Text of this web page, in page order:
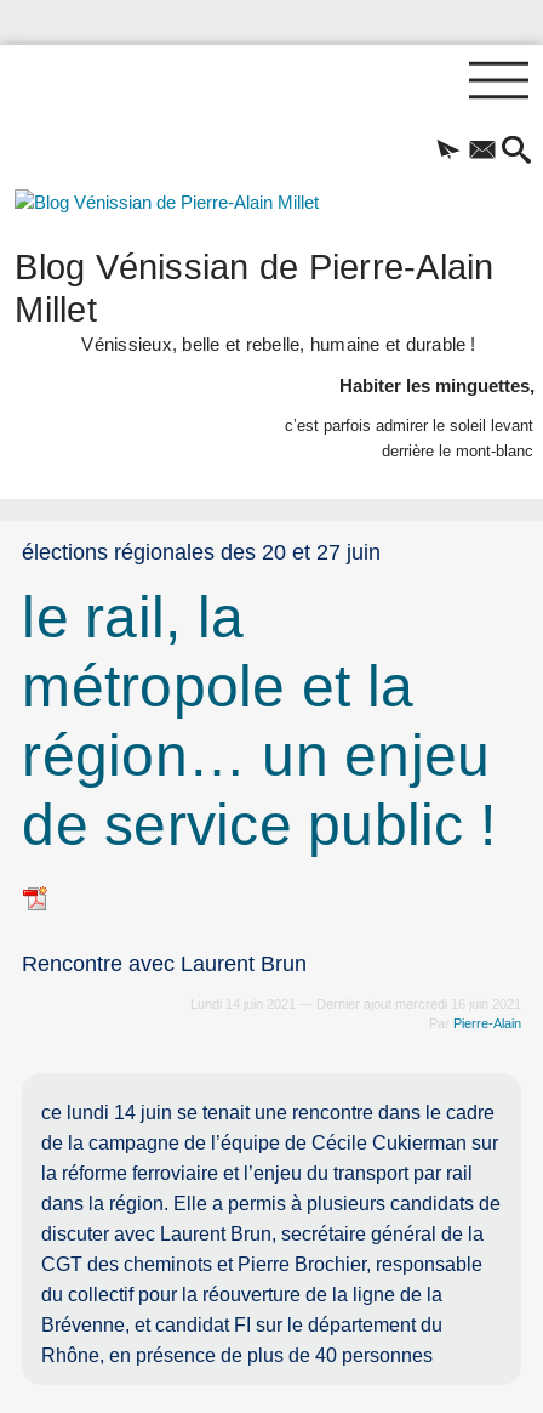
Blog Vénissian de Pierre-Alain
Millet
Vénissieux, belle et rebelle, humaine et durable !
Habiter les minguettes,
c’est parfois admirer le soleil levant
derrière le mont-blanc
élections régionales des 20 et 27 juin
le rail, la
métropole et la
région… un enjeu
de service public !
Rencontre avec Laurent Brun
Lundi 14 juin 2021 — Dernier ajout mercredi 16 juin 2021
Par Pierre-Alain
ce lundi 14 juin se tenait une rencontre dans le cadre
de la campagne de l’équipe de Cécile Cukierman sur
la réforme ferroviaire et l’enjeu du transport par rail
dans la région. Elle a permis à plusieurs candidats de
discuter avec Laurent Brun, secrétaire général de la
CGT des cheminots et Pierre Brochier, responsable
du collectif pour la réouverture de la ligne de la
Brévenne, et candidat FI sur le département du
Rhône, en présence de plus de 40 personnes